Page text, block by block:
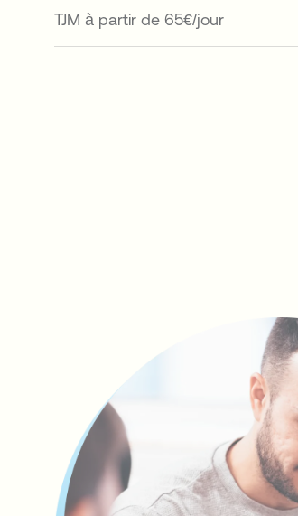
TJM à partir de 65€/jour